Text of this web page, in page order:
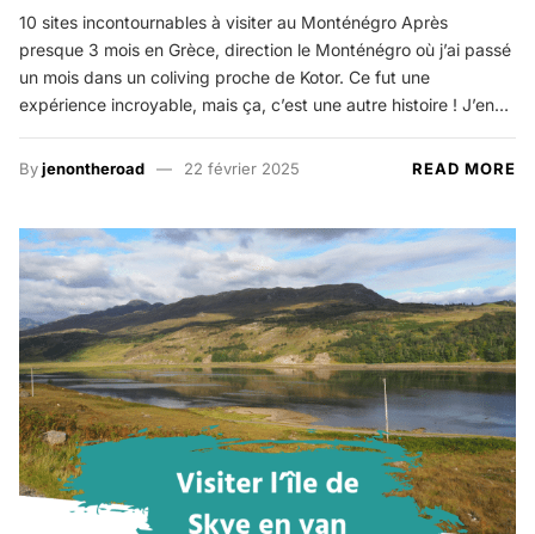
10 sites incontournables à visiter au Monténégro Après
presque 3 mois en Grèce, direction le Monténégro où j’ai passé
un mois dans un coliving proche de Kotor. Ce fut une
expérience incroyable, mais ça, c’est une autre histoire ! J’en…
Byjenontheroad 22 février 2025 READ MORE